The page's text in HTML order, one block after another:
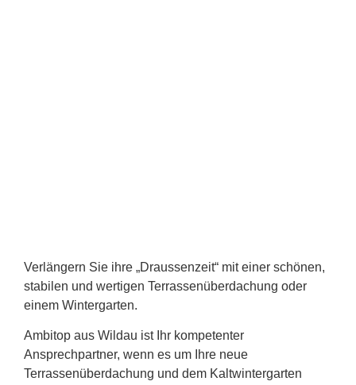
Verlängern Sie ihre „Draussenzeit“ mit einer schönen,
stabilen und wertigen Terrassenüberdachung oder
einem Wintergarten.
Ambitop aus Wildau ist Ihr kompetenter
Ansprechpartner, wenn es um Ihre neue
Terrassenüberdachung und dem Kaltwintergarten